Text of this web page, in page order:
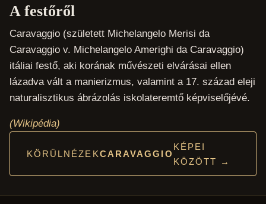
A festőről
Caravaggio (született Michelangelo Merisi da
Caravaggio v. Michelangelo Amerighi da Caravaggio)
itáliai festő, aki korának művészeti elvárásai ellen
lázadva vált a manierizmus, valamint a 17. század eleji
naturalisztikus ábrázolás iskolateremtő képviselőjévé.
(Wikipédia)
KÖRÜLNÉZEKCARAVAGGIO
KÉPEI
KÖZÖTT →